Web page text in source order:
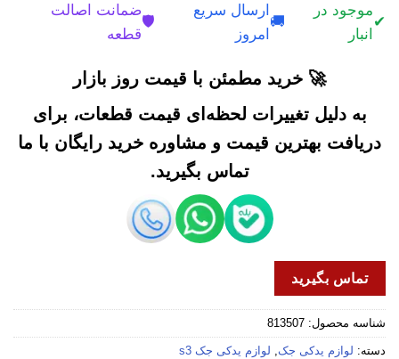
✔
موجود در
انبار
🚚
ارسال سریع
امروز
🛡️
ضمانت اصالت
قطعه
🚀 خرید مطمئن با قیمت روز بازار
به دلیل تغییرات لحظه‌ای قیمت قطعات، برای
دریافت بهترین قیمت و مشاوره خرید رایگان با ما
تماس بگیرید.
تماس بگیرید
شناسه محصول: 813507
دسته: لوازم یدکی جک, لوازم یدکی جک s3